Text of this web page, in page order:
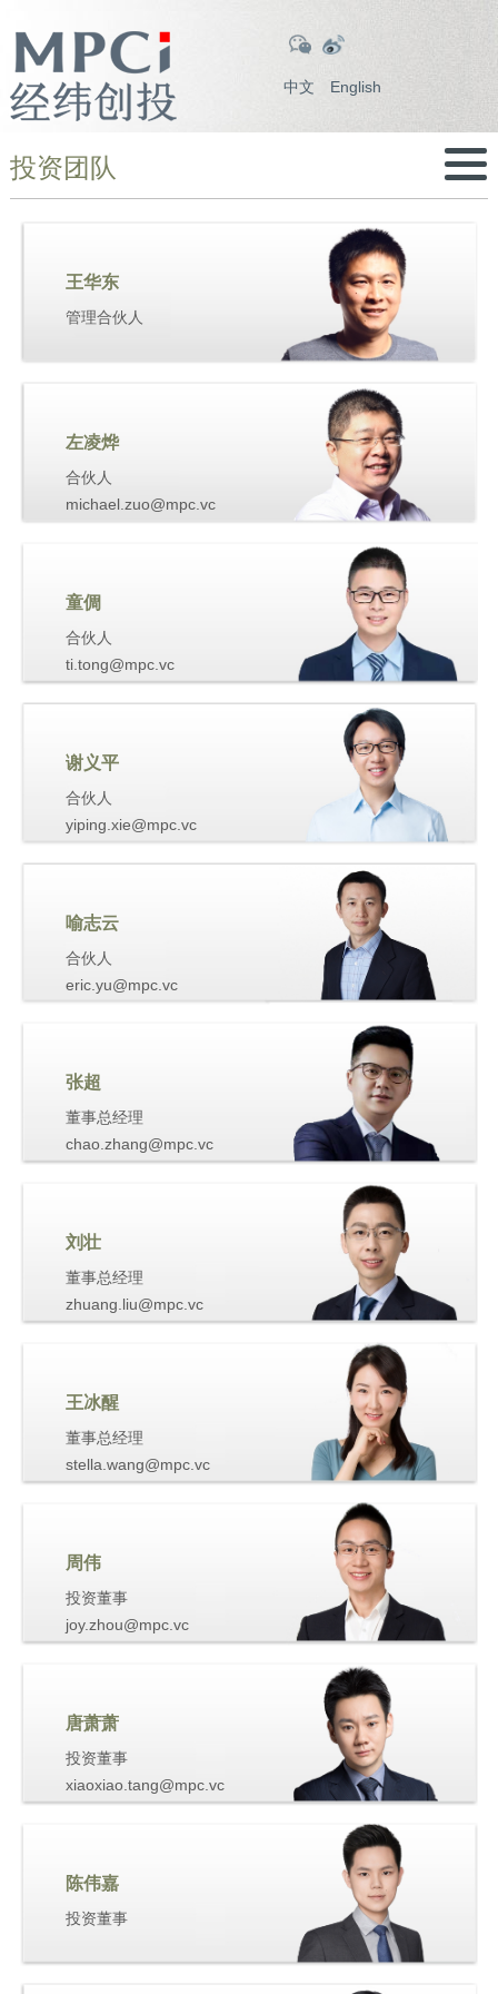
中文 English
投资团队
王华东
管理合伙人
左凌烨
合伙人
michael.zuo@mpc.vc
童倜
合伙人
ti.tong@mpc.vc
谢义平
合伙人
yiping.xie@mpc.vc
喻志云
合伙人
eric.yu@mpc.vc
张超
董事总经理
chao.zhang@mpc.vc
刘壮
董事总经理
zhuang.liu@mpc.vc
王冰醒
董事总经理
stella.wang@mpc.vc
周伟
投资董事
joy.zhou@mpc.vc
唐萧萧
投资董事
xiaoxiao.tang@mpc.vc
陈伟嘉
投资董事